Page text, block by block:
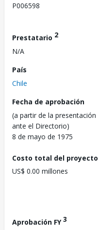
P006598
Prestatario 2
N/A
País
Chile
Fecha de aprobación
(a partir de la presentación
ante el Directorio)
8 de mayo de 1975
Costo total del proyecto
US$ 0.00 millones
Aprobación FY3